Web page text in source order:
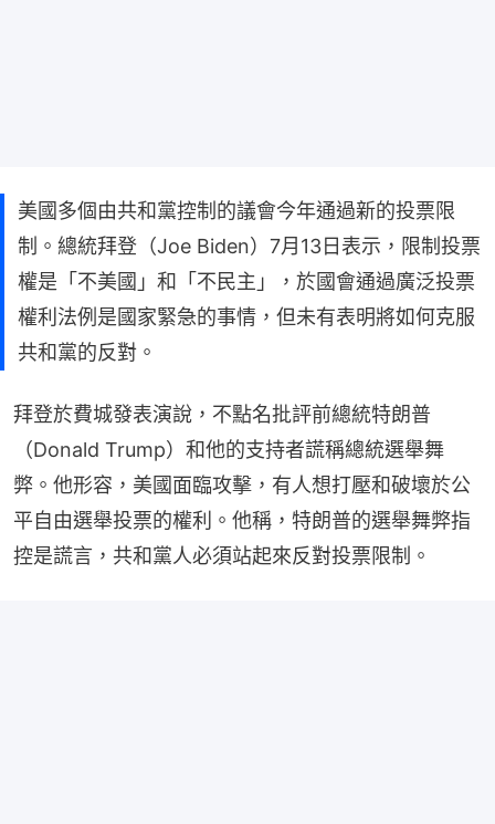
美國多個由共和黨控制的議會今年通過新的投票限
制。總統拜登（Joe Biden）7月13日表示，限制投票
權是「不美國」和「不民主」，於國會通過廣泛投票
權利法例是國家緊急的事情，但未有表明將如何克服
共和黨的反對。
拜登於費城發表演說，不點名批評前總統特朗普
（Donald Trump）和他的支持者謊稱總統選舉舞
弊。他形容，美國面臨攻擊，有人想打壓和破壞於公
平自由選舉投票的權利。他稱，特朗普的選舉舞弊指
控是謊言，共和黨人必須站起來反對投票限制。